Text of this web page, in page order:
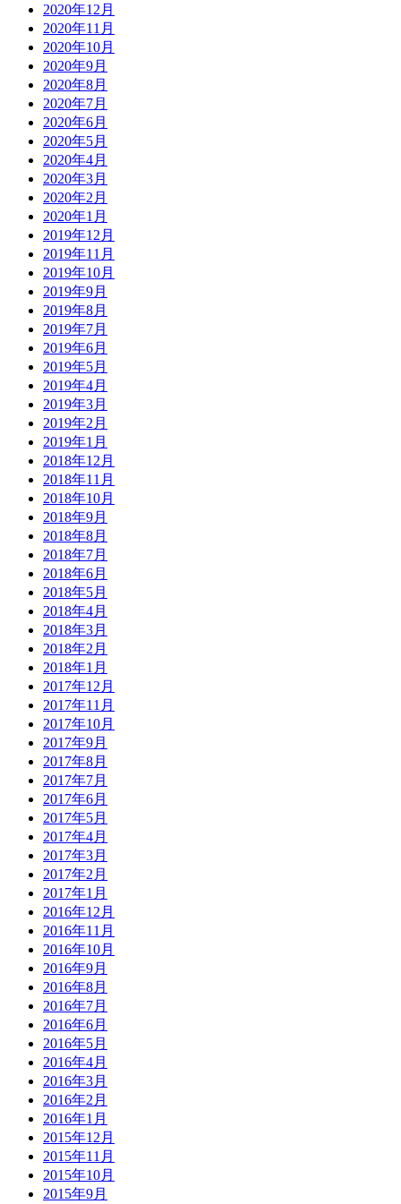
2020年12月
2020年11月
2020年10月
2020年9月
2020年8月
2020年7月
2020年6月
2020年5月
2020年4月
2020年3月
2020年2月
2020年1月
2019年12月
2019年11月
2019年10月
2019年9月
2019年8月
2019年7月
2019年6月
2019年5月
2019年4月
2019年3月
2019年2月
2019年1月
2018年12月
2018年11月
2018年10月
2018年9月
2018年8月
2018年7月
2018年6月
2018年5月
2018年4月
2018年3月
2018年2月
2018年1月
2017年12月
2017年11月
2017年10月
2017年9月
2017年8月
2017年7月
2017年6月
2017年5月
2017年4月
2017年3月
2017年2月
2017年1月
2016年12月
2016年11月
2016年10月
2016年9月
2016年8月
2016年7月
2016年6月
2016年5月
2016年4月
2016年3月
2016年2月
2016年1月
2015年12月
2015年11月
2015年10月
2015年9月